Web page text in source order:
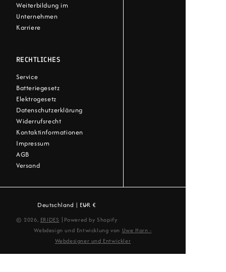
Weiterbildung im
Unternehmen
Karriere
RECHTLICHES
Service
Batteriegesetz
Elektrogesetz
Datenschutzerklärung
Widerrufsrecht
Kontaktinformationen
Impressum
AGB
Versand
Deutschland | EUR €
© 2026, ERIDES | Powered by Shopify
Webdesign und Entwicklung von Uwe Horn -
Webdesigner und Entwickler